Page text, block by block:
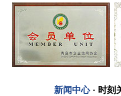
新闻中心· 时刻